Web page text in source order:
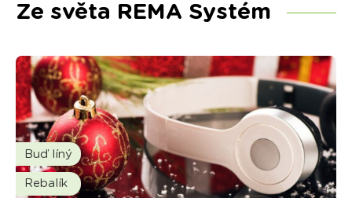
Ze světa REMA Systém
Buď líný
Rebalík